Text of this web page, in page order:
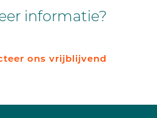
informatie?
ons vrijblijvend